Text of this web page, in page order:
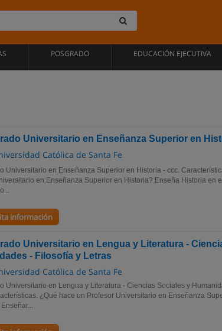
POSGRADO EDUCACIÓN EJECUTIVA
Universitario en Enseñanza Superior en
Católica de Santa Fe
Universitario en Enseñanza Superior en Historia - ccc.
en Enseñanza Superior en Historia? Enseña Historia en
información
Universitario en Lengua y Literatura -
- Filosofía y Letras
Católica de Santa Fe
Universitario en Lengua y Literatura - Ciencias Sociales y
¿Qué hace un Profesor Universitario en Enseñanza